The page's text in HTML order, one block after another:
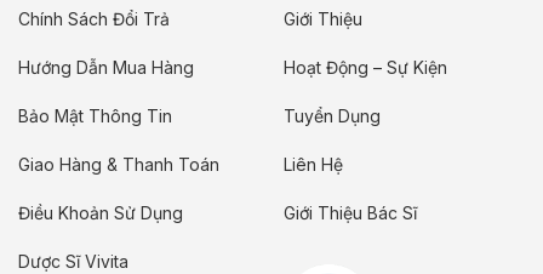
Chính Sách Đổi Trả
Hướng Dẫn Mua Hàng
Bảo Mật Thông Tin
Giao Hàng & Thanh Toán
Điều Khoản Sử Dụng
Dược Sĩ Vivita
Giới Thiệu
Hoạt Động – Sự Kiện
Tuyển Dụng
Liên Hệ
Giới Thiệu Bác Sĩ